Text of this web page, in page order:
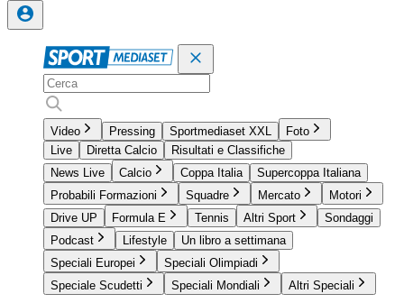
Video Pressing Sportmediaset XXL
Foto
Live
Diretta Calcio
Risultati e Classifiche
News Live
Calcio Coppa Italia
Supercoppa Italiana
Probabili Formazioni
Squadre Mercato
Motori
Drive UP
Formula E Tennis Altri Sport
Sondaggi
Podcast
Lifestyle
Un libro a settimana
Speciali Europei
Speciali Olimpiadi
Speciale Scudetti
Speciali Mondiali Altri Speciali